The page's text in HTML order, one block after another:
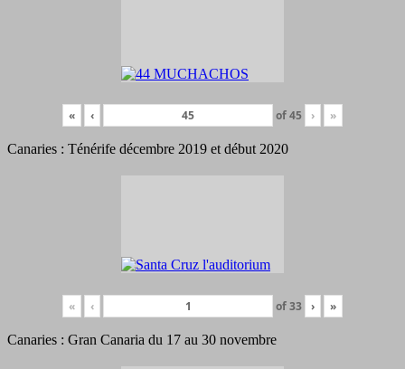
« ‹ of45 › »
Canaries : Ténérife décembre 2019 et début 2020
« ‹ of33 › »
Canaries : Gran Canaria du 17 au 30 novembre